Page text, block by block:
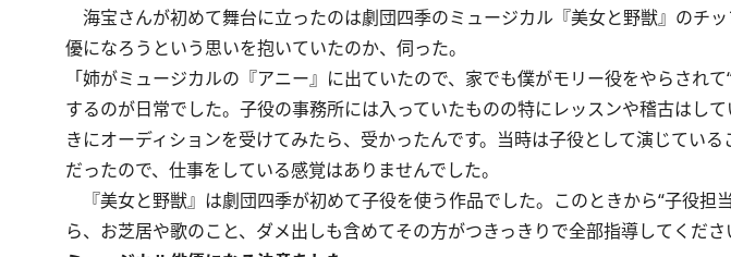
海宝さんが初めて舞台に立ったのは劇団四季のミュージカル『美女と野獣』のチ
優になろうという思いを抱いていたのか、伺った。
「姉がミュージカルの『アニー』に出ていたので、家でも僕がモリー役をやらされ
するのが日常でした。子役の事務所には入っていたものの特にレッスンや稽古はし
きにオーディションを受けてみたら、受かったんです。当時は子役として演じてい
だったので、仕事をしている感覚はありませんでした。
『美女と野獣』は劇団四季が初めて子役を使う作品でした。このときから“子役担
ら、お芝居や歌のこと、ダメ出しも含めてその方がつきっきりで全部指導してくださ